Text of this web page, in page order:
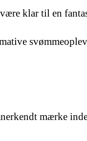
klar til en
mærke